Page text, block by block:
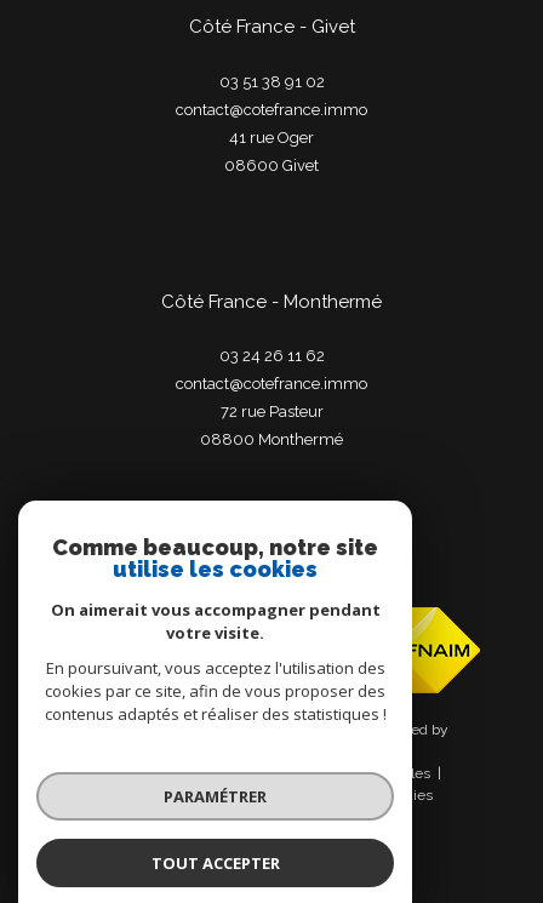
Côté France - Givet
03 51 38 91 02
contact@cotefrance.immo
41 rue Oger
08600
givet
Côté France - Monthermé
03 24 26 11 62
contact@cotefrance.immo
72 rue Pasteur
08800
monthermé
Adhérents
© 2026 | Tous droits réservés | Traduction powered by
Nos honoraires
Plan du site
Mentions légales
Nos liens Politique RGPD Cookies
Comme beaucoup, notre site
utilise les cookies
On aimerait vous accompagner pendant
votre visite.
En poursuivant, vous acceptez l'utilisation des
cookies par ce site, afin de vous proposer des
contenus adaptés et réaliser des statistiques !
PARAMÉTRER
TOUT ACCEPTER